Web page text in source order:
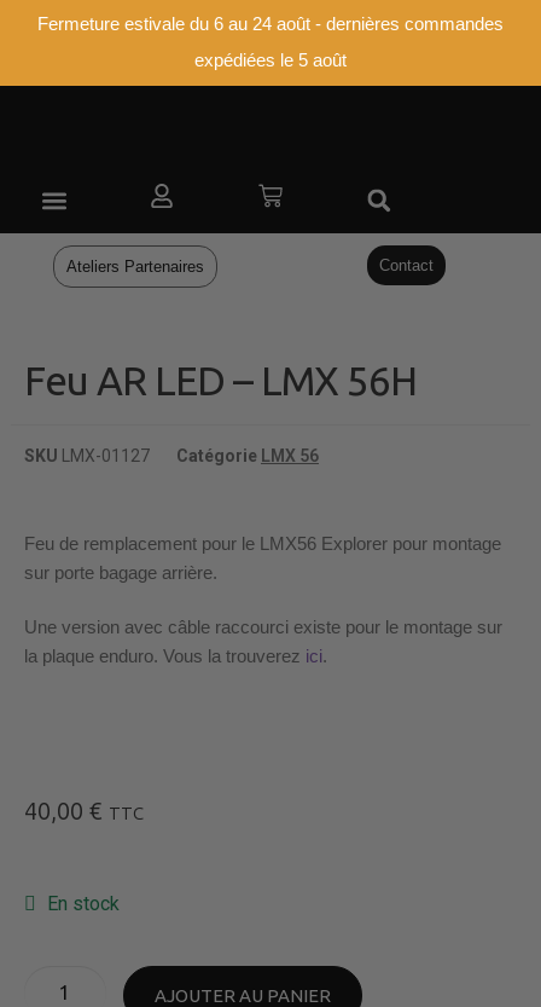
Fermeture estivale du 6 au 24 août - dernières commandes
expédiées le 5 août
Ateliers Partenaires Contact
Feu AR LED – LMX 56H
SKU LMX-01127 Catégorie LMX 56
Feu de remplacement pour le LMX56 Explorer pour montage
sur porte bagage arrière.
Une version avec câble raccourci existe pour le montage sur
la plaque enduro. Vous la trouverez ici.
40,00 € TTC
En stock
AJOUTER AU PANIER